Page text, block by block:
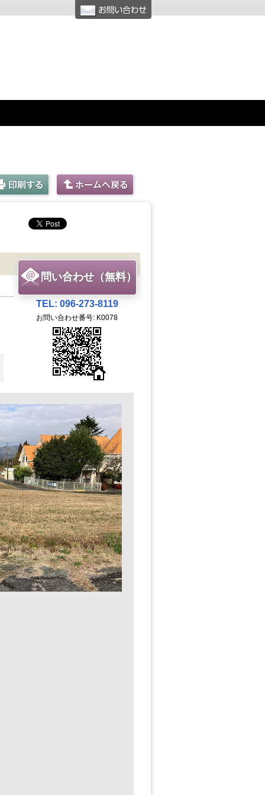
問い合わせ（無料）
TEL: 096-273-8119
お問い合わせ番号: K0078